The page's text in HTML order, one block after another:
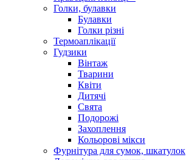
Голки, булавки
Булавки
Голки різні
Термоаплікації
Гудзики
Вінтаж
Тварини
Квіти
Дитячі
Свята
Подорожі
Захоплення
Кольорові мікси
Фурнітура для сумок, шкатулок